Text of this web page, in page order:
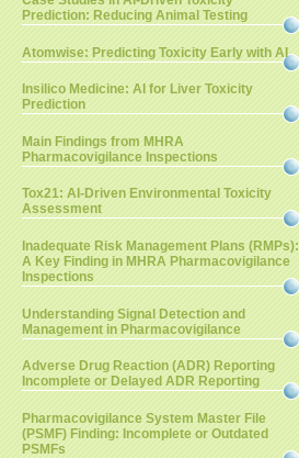
Prediction: Reducing Animal Testing
Atomwise: Predicting Toxicity Early with AI
Insilico Medicine: AI for Liver Toxicity
Prediction
Main Findings from MHRA
Pharmacovigilance Inspections
Tox21: AI-Driven Environmental Toxicity
Assessment
Inadequate Risk Management Plans (RMPs):
A Key Finding in MHRA Pharmacovigilance
Inspections
Understanding Signal Detection and
Management in Pharmacovigilance
Adverse Drug Reaction (ADR) Reporting
Incomplete or Delayed ADR Reporting
Pharmacovigilance System Master File
(PSMF) Finding: Incomplete or Outdated
PSMFs